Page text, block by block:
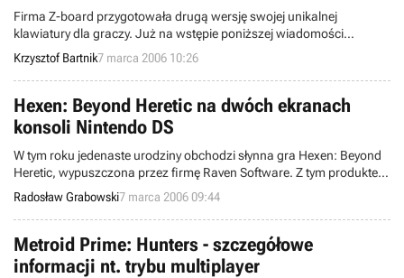
Firma Z-board przygotowała drugą wersję swojej unikalnej
klawiatury dla graczy. Już na wstępie poniższej wiadomości
przyznam, że całość przyciąga oko designem, natomiast osoby
zainteresowane funkcjonalnością oraz wykonaniem tego sprzętu
zapraszam do dalszego czytania.
Krzysztof Bartnik7 marca 2006 10:26
Hexen: Beyond Heretic na dwóch ekranach
konsoli Nintendo DS
W tym roku jedenaste urodziny obchodzi słynna gra Hexen: Beyond
Heretic, wypuszczona przez firmę Raven Software. Z tym produktem
zetknęli się nie tylko posiadacze PeCetów, lecz również użytkownicy
Sony PlayStation, Sega Saturn i Nintendo 64. Z kolei teraz pamiętna
pozycja z gatunku FPS została przeniesiona do świata handheldów.
Radosław Grabowski7 marca 2006 09:44
Metroid Prime: Hunters - szczegółowe
informacji nt. trybu multiplayer